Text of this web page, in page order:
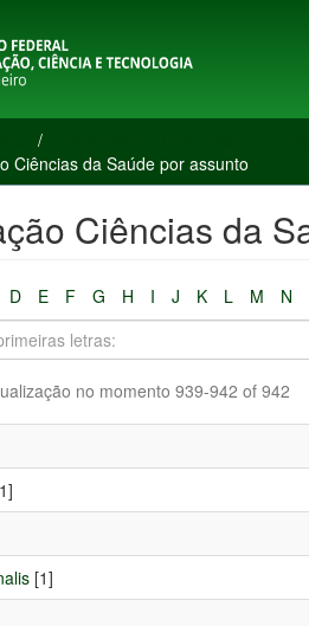
Ciências da Saúde por assunto
Ciências da
D E F G H I J K L M N
no momento 939-942 of 942
[1]